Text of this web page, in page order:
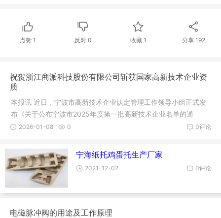
点赞 1 反对 0 收藏 1 分享 192
祝贺浙江商派科技股份有限公司斩获国家高新技术企业资
质
本报讯 近日，宁波市高新技术企业认定管理工作领导小组正式发
布《关于公布宁波市2025年度第一批高新技术企业名单的通
知》，浙江商派科技股份有限公司（以下简称“商派股份”）入选名
0评论
2026-01-08 0
宁海纸托鸡蛋托生产厂家
0评论
2021-12-02
电磁脉冲阀的用途及工作原理